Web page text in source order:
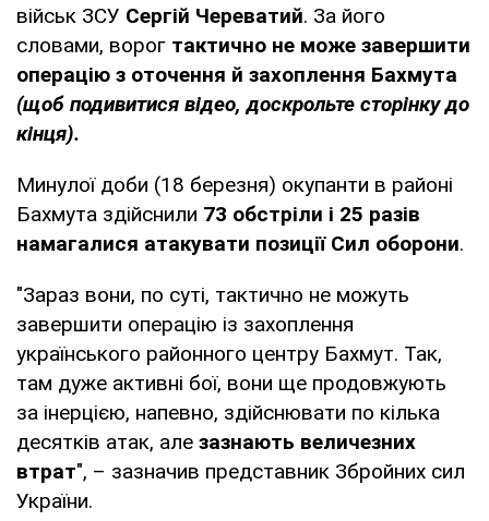
військ ЗСУ Сергій Череватий. За його
словами, ворог тактично не може завершити
операцію з оточення й захоплення Бахмута
(щоб подивитися відео, доскрольте сторінку до
кінця).
Минулої доби (18 березня) окупанти в районі
Бахмута здійснили 73 обстріли і 25 разів
намагалися атакувати позиції Сил оборони.
"Зараз вони, по суті, тактично не можуть
завершити операцію із захоплення
українського районного центру Бахмут. Так,
там дуже активні бої, вони ще продовжують
за інерцією, напевно, здійснювати по кілька
десятків атак, але зазнають величезних
втрат", – зазначив представник Збройних сил
України.